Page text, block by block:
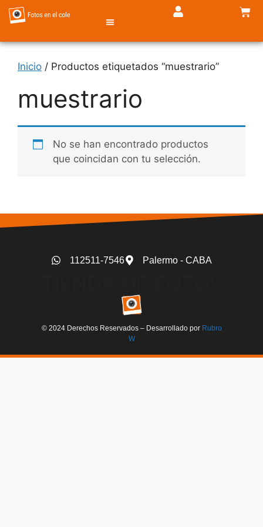
Inicio / Productos etiquetados “muestrario”
muestrario
No se han encontrado productos
que coincidan con tu selección.
112511-7546 Palermo - CABA
© 2024 Derechos Reservados – Desarrollado por Rubro
W